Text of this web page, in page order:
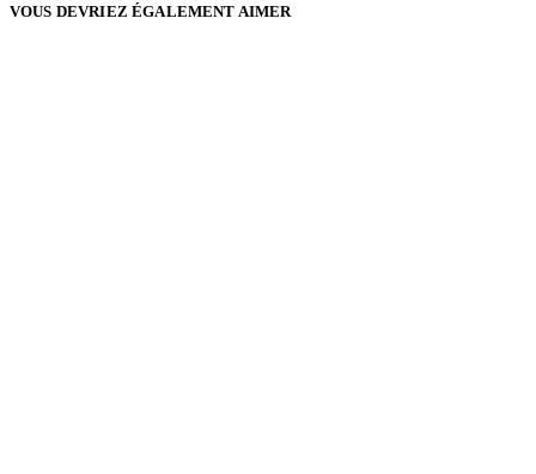
VOUS DEVRIEZ ÉGALEMENT AIMER